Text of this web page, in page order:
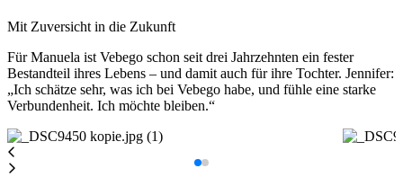
Mit Zuversicht in die Zukunft
Für Manuela ist Vebego schon seit drei Jahrzehnten ein fester
Bestandteil ihres Lebens – und damit auch für ihre Tochter. Jennifer:
„Ich schätze sehr, was ich bei Vebego habe, und fühle eine starke
Verbundenheit. Ich möchte bleiben.“